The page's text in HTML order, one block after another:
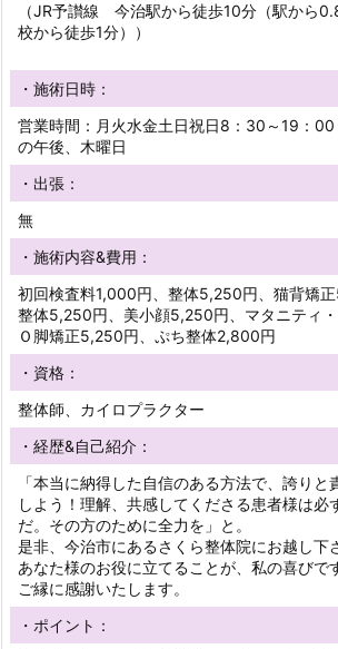
（JR予讃線 今治駅から徒歩10分（駅から
校から徒歩1分））
・施術日時：
営業時間：月火水金土日祝日8：30～19
の午後、木曜日
・出張：
無
・施術内容&費用：
初回検査料1,000円、整体5,250円、猫背矯
整体5,250円、美小顔5,250円、マタニティ・
Ｏ脚矯正5,250円、ぷち整体2,800円
・資格：
整体師、カイロプラクター
・経歴&自己紹介：
「本当に納得した自信のある方法で、誇りと
しよう！理解、共感してくださる患者様は必
だ。その方のために全力を」と。
是非、今治市にあるさくら整体院にお越し下
あなた様のお役に立てることが、私の喜びで
ご縁に感謝いたします。
・ポイント：